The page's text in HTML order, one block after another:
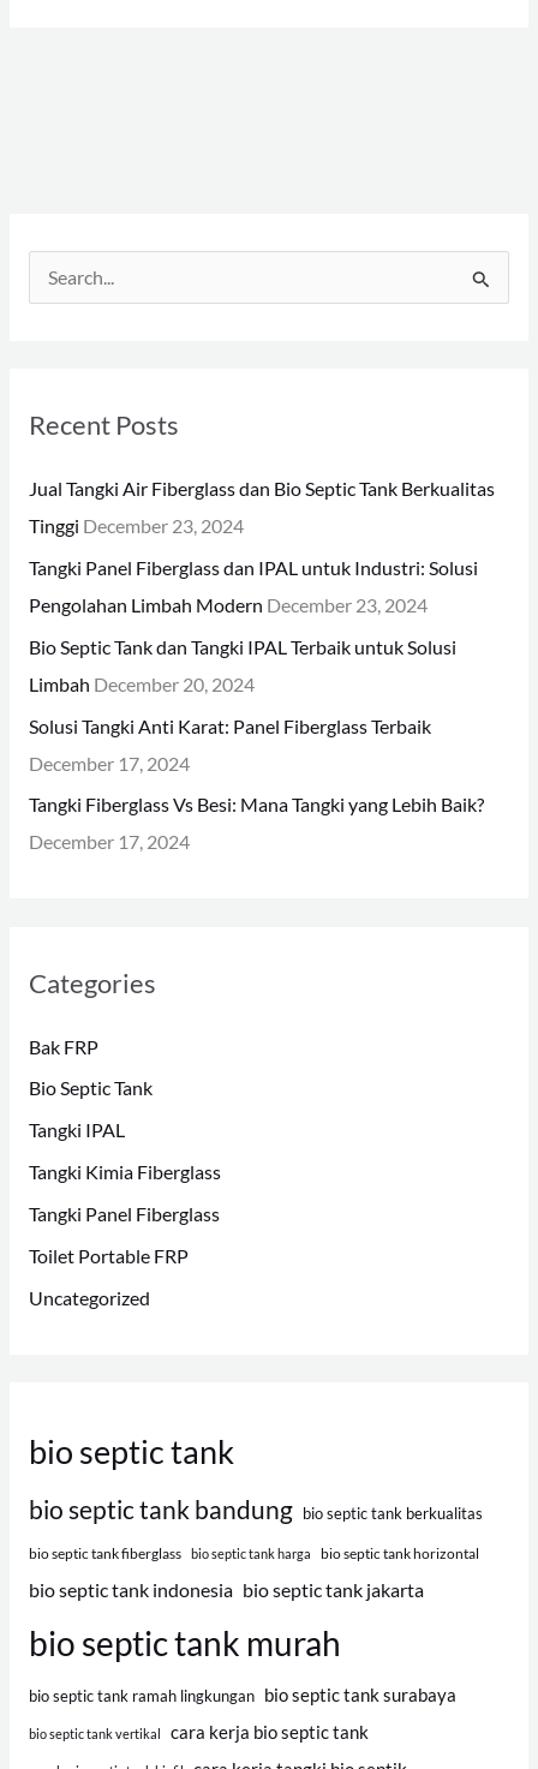
c
r
:
Recent Posts
Jual Tangki Air Fiberglass dan Bio Septic Tank Berkualitas
Tinggi December 23, 2024
Tangki Panel Fiberglass dan IPAL untuk Industri: Solusi
Pengolahan Limbah Modern December 23, 2024
Bio Septic Tank dan Tangki IPAL Terbaik untuk Solusi
Limbah December 20, 2024
Solusi Tangki Anti Karat: Panel Fiberglass Terbaik
December 17, 2024
Tangki Fiberglass Vs Besi: Mana Tangki yang Lebih Baik?
December 17, 2024
Categories
Bak FRP
Bio Septic Tank
Tangki IPAL
Tangki Kimia Fiberglass
Tangki Panel Fiberglass
Toilet Portable FRP
Uncategorized
bio septic tank
bio septic tank bandung bio septic tank berkualitas
bio septic tank fiberglass bio septic tank harga bio septic tank horizontal
bio septic tank indonesia bio septic tank jakarta
bio septic tank murah
bio septic tank ramah lingkungan bio septic tank surabaya
bio septic tank vertikal cara kerja bio septic tank